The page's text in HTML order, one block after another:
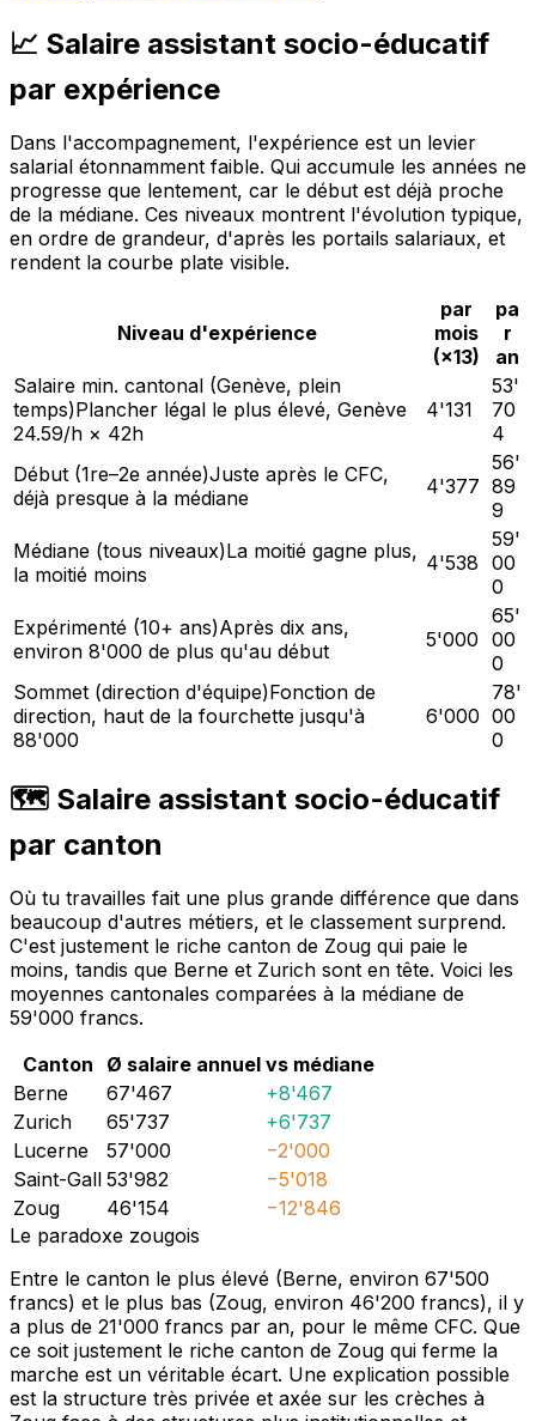
📈 Salaire assistant socio-éducatif
par expérience
Dans l'accompagnement, l'expérience est un levier
salarial étonnamment faible. Qui accumule les années ne
progresse que lentement, car le début est déjà proche
de la médiane. Ces niveaux montrent l'évolution typique,
en ordre de grandeur, d'après les portails salariaux, et
rendent la courbe plate visible.
Niveau d'expérience
par
mois
(×13)
pa
r
an
Salaire min. cantonal (Genève, plein
temps)Plancher légal le plus élevé, Genève
24.59/h × 42h
4'131
53'
70
4
Début (1re–2e année)Juste après le CFC,
déjà presque à la médiane
4'377
56'
89
9
Médiane (tous niveaux)La moitié gagne plus,
la moitié moins
4'538
59'
00
0
Expérimenté (10+ ans)Après dix ans,
environ 8'000 de plus qu'au début
5'000
65'
00
0
Sommet (direction d'équipe)Fonction de
direction, haut de la fourchette jusqu'à
88'000
6'000
78'
00
0
🗺️ Salaire assistant socio-éducatif
par canton
Où tu travailles fait une plus grande différence que dans
beaucoup d'autres métiers, et le classement surprend.
C'est justement le riche canton de Zoug qui paie le
moins, tandis que Berne et Zurich sont en tête. Voici les
moyennes cantonales comparées à la médiane de
59'000 francs.
Canton
Ø salaire annuel vs médiane
Berne
67'467 +8'467
Zurich
65'737 +6'737
Lucerne
57'000 −2'000
Saint-Gall 53'982 −5'018
Zoug
46'154 −12'846
Le paradoxe zougois
Entre le canton le plus élevé (Berne, environ 67'500
francs) et le plus bas (Zoug, environ 46'200 francs), il y
a plus de 21'000 francs par an, pour le même CFC. Que
ce soit justement le riche canton de Zoug qui ferme la
marche est un véritable écart. Une explication possible
est la structure très privée et axée sur les crèches à